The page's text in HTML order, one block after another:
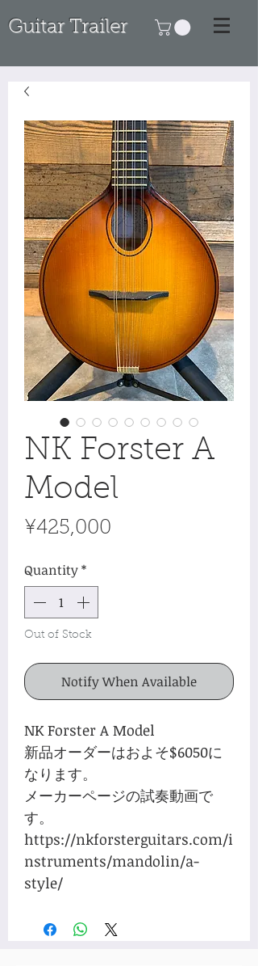
Guitar Trailer
NK Forster A
Model
¥425,000
Quantity*
Out of Stock
Notify When Available
NK Forster A Model
新品オーダーはおよそ$6050に
なります。
メーカーページの試奏動画で
す。
https://nkforsterguitars.com/i
nstruments/mandolin/a-
style/